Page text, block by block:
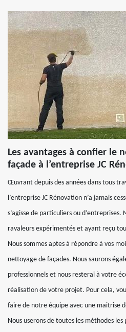
Les avantages à confier le
façade à l’entreprise JC
Œuvrant depuis des années dans tous
l’entreprise JC Rénovation n’a jamais
s’agisse de particuliers ou d’entreprises.
ravaleurs expérimentés et ayant reçu
Nous sommes aptes à répondre à vos
nettoyage de façades. Nous saurons
professionnels et nous resterai à votre
réalisation de votre projet. Pour cela,
faire de notre équipe avec une maitrise
Nous userons de toutes les méthodes